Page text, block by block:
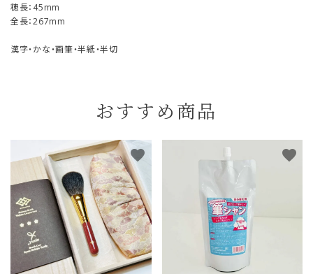
穂長：45mm
全長：267mm
漢字・かな・画筆・半紙・半切
おすすめ商品
favorite favorite